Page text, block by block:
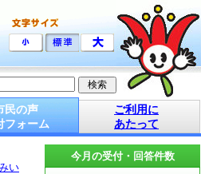
民の声
フォーム
ご利用に
あたって
い
今月の受付・回答件数